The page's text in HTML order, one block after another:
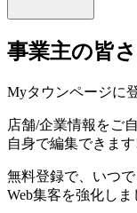
事業主の皆
Myタウンページに
店舗/企業情報をご
自身で編集できま
無料登録で、いつ
Web集客を強化しま